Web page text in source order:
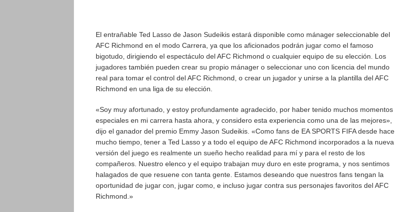
El entrañable Ted Lasso de Jason Sudeikis estará disponible como mánager seleccionable del
AFC Richmond en el modo Carrera, ya que los aficionados podrán jugar como el famoso
bigotudo, dirigiendo el espectáculo del AFC Richmond o cualquier equipo de su elección. Los
jugadores también pueden crear su propio mánager o seleccionar uno con licencia del mundo
real para tomar el control del AFC Richmond, o crear un jugador y unirse a la plantilla del AFC
Richmond en una liga de su elección.
«Soy muy afortunado, y estoy profundamente agradecido, por haber tenido muchos momentos
especiales en mi carrera hasta ahora, y considero esta experiencia como una de las mejores»,
dijo el ganador del premio Emmy Jason Sudeikis. «Como fans de EA SPORTS FIFA desde hace
mucho tiempo, tener a Ted Lasso y a todo el equipo de AFC Richmond incorporados a la nueva
versión del juego es realmente un sueño hecho realidad para mí y para el resto de los
compañeros. Nuestro elenco y el equipo trabajan muy duro en este programa, y nos sentimos
halagados de que resuene con tanta gente. Estamos deseando que nuestros fans tengan la
oportunidad de jugar con, jugar como, e incluso jugar contra sus personajes favoritos del AFC
Richmond.»